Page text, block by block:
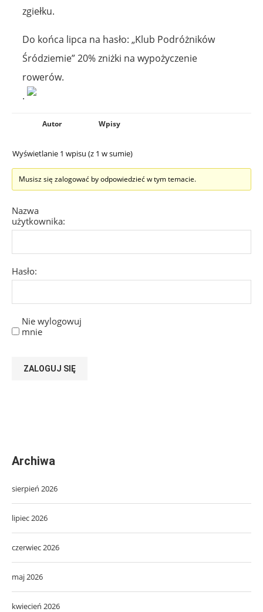
zgiełku.
Do końca lipca na hasło: „Klub Podróżników
Śródziemie” 20% zniżki na wypożyczenie
rowerów.
.
Autor Wpisy
Wyświetlanie 1 wpisu (z 1 w sumie)
Musisz się zalogować by odpowiedzieć w tym temacie.
Nazwa
użytkownika:
Hasło:
Nie wylogowuj
mnie
ZALOGUJ SIĘ
Archiwa
sierpień 2026
lipiec 2026
czerwiec 2026
maj 2026
kwiecień 2026